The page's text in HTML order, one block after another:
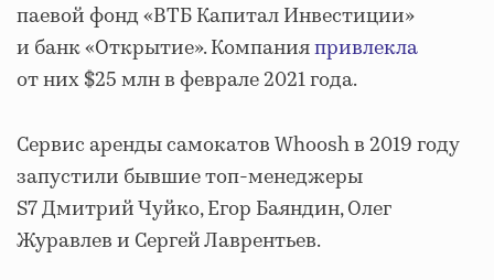
паевой фонд «ВТБ Капитал Инвестиции»
и банк «Открытие». Компанияпривлекла
от них $25 млн в феврале 2021 года.
Сервис аренды самокатов Whoosh в 2019 году
запустили бывшие топ-менеджеры
S7 Дмитрий Чуйко, Егор Баяндин, Олег
Журавлев и Сергей Лаврентьев.